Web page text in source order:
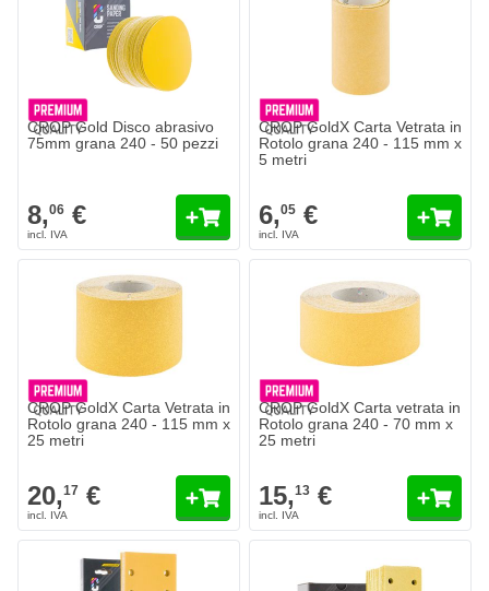
CROP Gold Disco abrasivo
75mm grana 240 - 50 pezzi
8,06 €
CROP GoldX Carta Vetrata in
Rotolo grana 240 - 115 mm x
5 metri
6,05 €
CROP GoldX Carta Vetrata in
Rotolo grana 240 - 115 mm x
25 metri
20,17 €
CROP GoldX Carta vetrata in
Rotolo grana 240 - 70 mm x
25 metri
15,13 €